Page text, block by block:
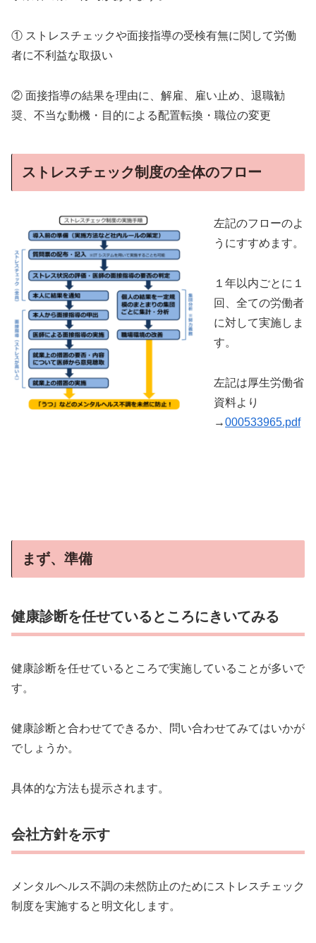
① ストレスチェックや面接指導の受検有無に関して労働
者に不利益な取扱い
② 面接指導の結果を理由に、解雇、雇い止め、退職勧
奨、不当な動機・目的による配置転換・職位の変更
ストレスチェック制度の全体のフロー
左記のフローのよ
うにすすめます。
１年以内ごとに１
回、全ての労働者
に対して実施しま
す。
左記は厚生労働省
資料より
→000533965.pdf
まず、準備
健康診断を任せているところにきいてみる
健康診断を任せているところで実施していることが多いで
す。
健康診断と合わせてできるか、問い合わせてみてはいかが
でしょうか。
具体的な方法も提示されます。
会社方針を示す
メンタルヘルス不調の未然防止のためにストレスチェック
制度を実施すると明文化します。